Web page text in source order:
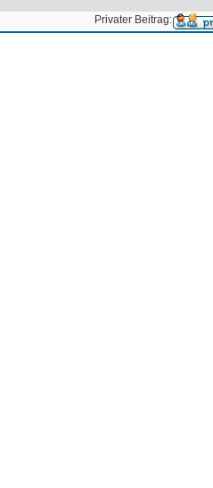
Privater Beitrag: